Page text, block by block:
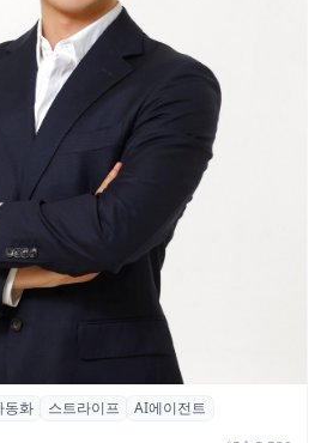
이프 출신 이창헌 영입…
동화 스트라이프
AI에이전트